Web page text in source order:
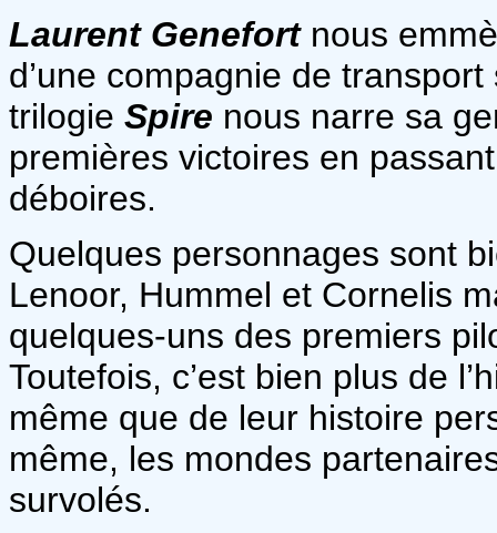
Laurent Genefort nous
d’une compagnie de
trilogie Spire nous narre sa
premières victoires en
déboires.
Quelques personnages sont
Lenoor, Hummel et Cornelis
quelques-uns des premiers
Toutefois, c’est bien plus de
même que de leur histoire
même, les mondes
survolés.